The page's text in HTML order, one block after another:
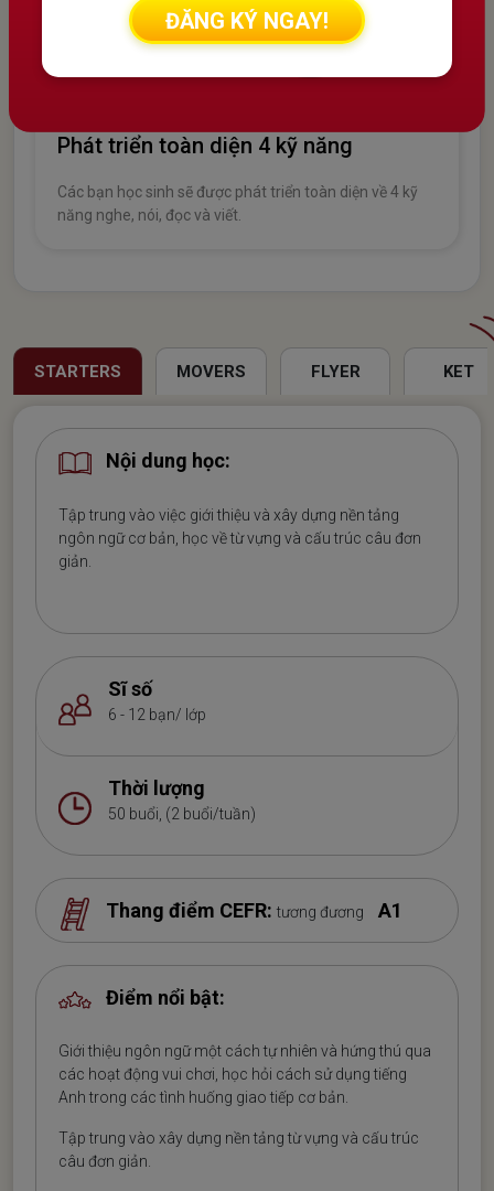
Phát triển toàn diện 4 kỹ năng
Các bạn học sinh sẽ được phát triển toàn diện về 4 kỹ
năng nghe, nói, đọc và viết.
STARTERS MOVERS FLYER KET
Nội dung học:
Tập trung vào việc giới thiệu và xây dựng nền tảng
ngôn ngữ cơ bản, học về từ vựng và cấu trúc câu đơn
giản.
Sĩ số
6 - 12 bạn/ lớp
Thời lượng
50 buổi, (2 buổi/tuần)
Thang điểm CEFR: tương đương A1
Điểm nổi bật:
Giới thiệu ngôn ngữ một cách tự nhiên và hứng thú qua
các hoạt động vui chơi, học hỏi cách sử dụng tiếng
Anh trong các tình huống giao tiếp cơ bản.
Tập trung vào xây dựng nền tảng từ vựng và cấu trúc
câu đơn giản.
ĐĂNG KÝ NGAY!